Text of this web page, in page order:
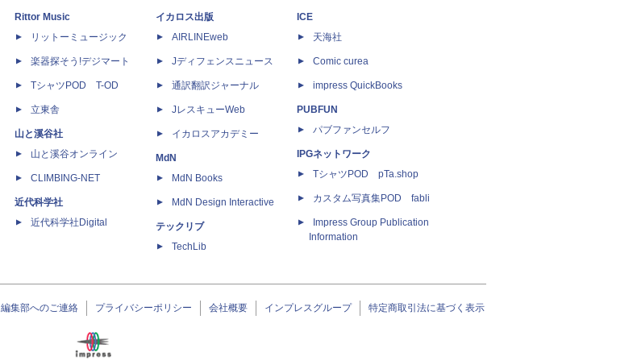
Rittor Music
リットーミュージック
楽器探そう!デジマート
TシャツPOD T-OD
立東舎
山と溪谷社
山と溪谷オンライン
CLIMBING-NET
近代科学社
近代科学社Digital
イカロス出版
AIRLINEweb
Jディフェンスニュース
通訳翻訳ジャーナル
JレスキューWeb
イカロスアカデミー
MdN
MdN Books
MdN Design Interactive
テックリブ
TechLib
ICE
天海社
Comic curea
impress QuickBooks
PUBFUN
パブファンセルフ
IPGネットワーク
TシャツPOD pTa.shop
カスタム写真集POD fabli
Impress Group Publication
Information
編集部へのご連絡 プライバシーポリシー 会社概要 インプレスグループ 特定商取引法に基づく表示